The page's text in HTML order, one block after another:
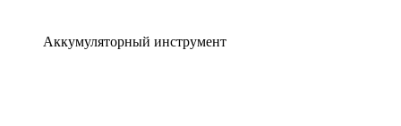
Аккумуляторный инструмент